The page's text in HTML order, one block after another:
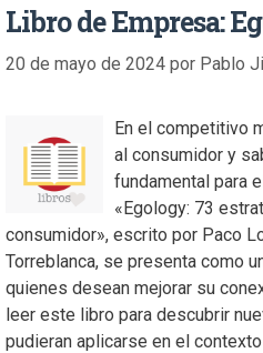
Libro de Empresa:
20 de mayo de 2024 por Pablo
En el competitivo
al consumidor y
fundamental para
«Egology: 73
consumidor», escrito por Paco
Torreblanca, se presenta como
quienes desean mejorar su
leer este libro para descubrir
pudieran aplicarse en el